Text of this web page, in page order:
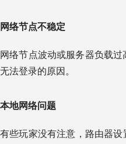
网络节点不稳定
网络节点波动或服务器负载
无法登录的原因。
本地网络问题
有些玩家没有注意，路由器